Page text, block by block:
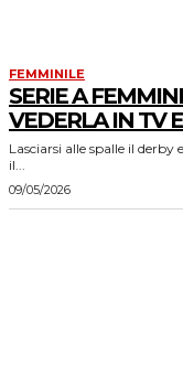
FEMMINILE
SERIE A
VEDERLA IN TV
Lasciarsi alle spalle il
il...
09/05/2026